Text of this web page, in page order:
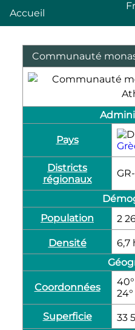
Accueil
Fr
Communauté
Pays
Districts
régionaux
Population
2
Densité 6,7
Coordonnées
40°
24°
Superficie
33